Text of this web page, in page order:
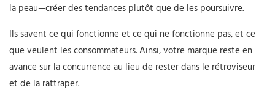
la peau—créer des tendances plutôt que de les poursuivre.
Ils savent ce qui fonctionne et ce qui ne fonctionne pas, et ce
que veulent les consommateurs. Ainsi, votre marque reste en
avance sur la concurrence au lieu de rester dans le rétroviseur
et de la rattraper.